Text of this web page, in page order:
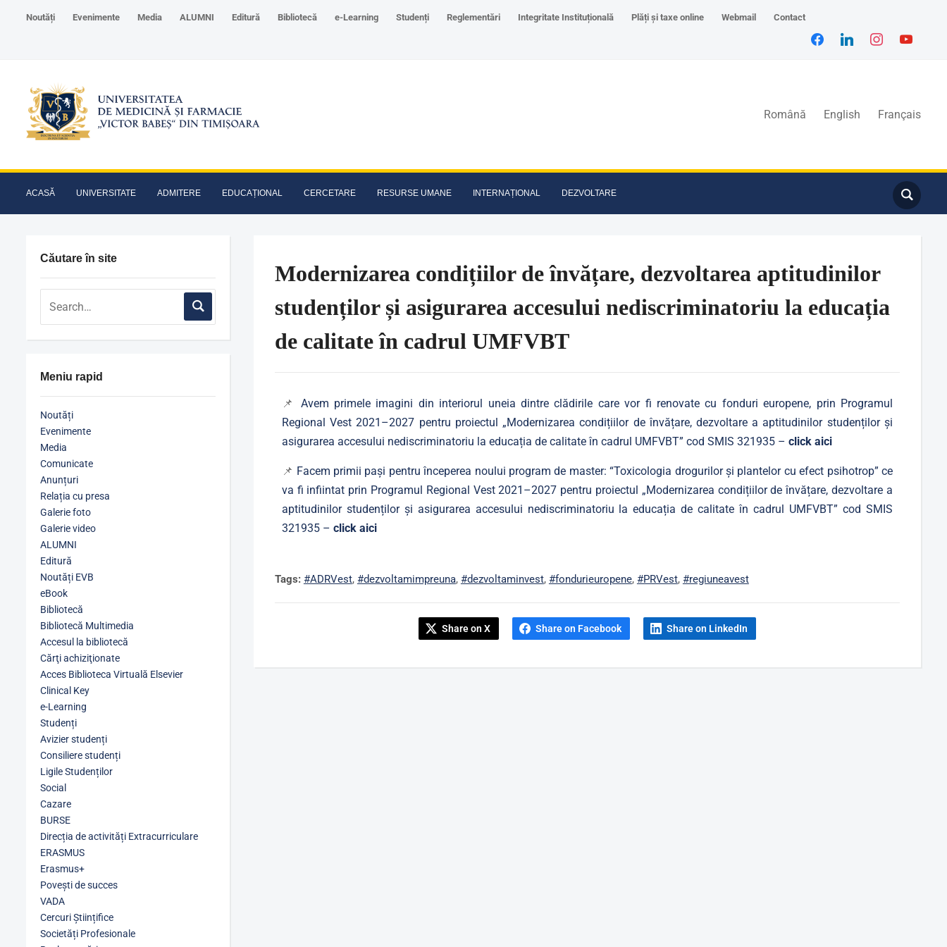
Noutăți Evenimente Media ALUMNI Editură Bibliotecă e-Learning Studenți Reglementări Integritate Instituțională Plăți și taxe online Webmail Contact
Română English Français
ACASĂ UNIVERSITATE ADMITERE EDUCAȚIONAL CERCETARE RESURSE UMANE INTERNAȚIONAL DEZVOLTARE
Căutare în site
Meniu rapid
Noutăți
Evenimente
Media
Comunicate
Anunțuri
Relația cu presa
Galerie foto
Galerie video
ALUMNI
Editură
Noutăți EVB
eBook
Bibliotecă
Bibliotecă Multimedia
Accesul la bibliotecă
Cărţi achiziţionate
Acces Biblioteca Virtuală Elsevier
Clinical Key
e-Learning
Studenți
Avizier studenți
Consiliere studenți
Ligile Studenților
Social
Cazare
BURSE
Direcția de activități Extracurriculare
ERASMUS
Erasmus+
Povești de succes
VADA
Cercuri Științifice
Societăți Profesionale
Modernizarea condițiilor de învățare, dezvoltarea aptitudinilor
studenților și asigurarea accesului nediscriminatoriu la educația
de calitate în cadrul UMFVBT
📌 Avem primele imagini din interiorul uneia dintre clădirile care vor fi renovate cu fonduri europene, prin Programul
Regional Vest 2021–2027 pentru proiectul „Modernizarea condițiilor de învățare, dezvoltare a aptitudinilor studenților și
asigurarea accesului nediscriminatoriu la educația de calitate în cadrul UMFVBT” cod SMIS 321935 – click aici
📌 Facem primii pași pentru începerea noului program de master: “Toxicologia drogurilor și plantelor cu efect psihotrop” ce
va fi infiintat prin Programul Regional Vest 2021–2027 pentru proiectul „Modernizarea condițiilor de învățare, dezvoltare a
aptitudinilor studenților și asigurarea accesului nediscriminatoriu la educația de calitate în cadrul UMFVBT” cod SMIS
321935 – click aici
Tags: #ADRVest, #dezvoltamimpreuna, #dezvoltaminvest, #fondurieuropene, #PRVest, #regiuneavest
Share on X Share on Facebook Share on LinkedIn